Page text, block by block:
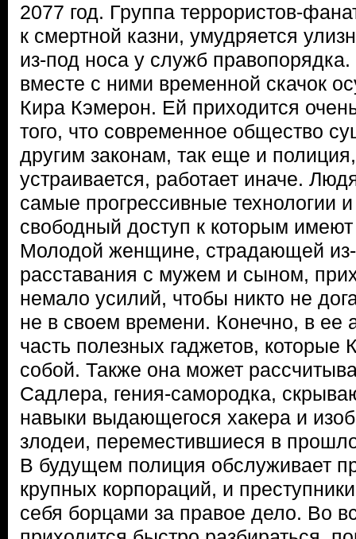
2077 год. Группа террористов-
к смертной казни, умудряется
из-под носа у служб
вместе с ними временной скачок
Кира Кэмерон. Ей приходится
того, что современное общество
другим законам, так еще и
устраивается, работает иначе.
самые прогрессивные технологии
свободный доступ к которым
Молодой женщине, страдающей
расставания с мужем и сыном,
немало усилий, чтобы никто не
не в своем времени. Конечно, в ее
часть полезных гаджетов, которые
собой. Также она может
Садлера, гения-самородка,
навыки выдающегося хакера и
злодеи, переместившиеся в
В будущем полиция обслуживает
крупных корпораций, и
себя борцами за правое дело. Во